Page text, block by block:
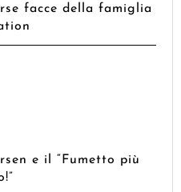
facce della famiglia
e il “Fumetto più